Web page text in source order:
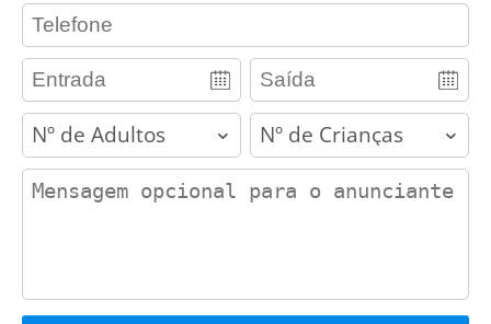
contact_phone
adults children
contact_message